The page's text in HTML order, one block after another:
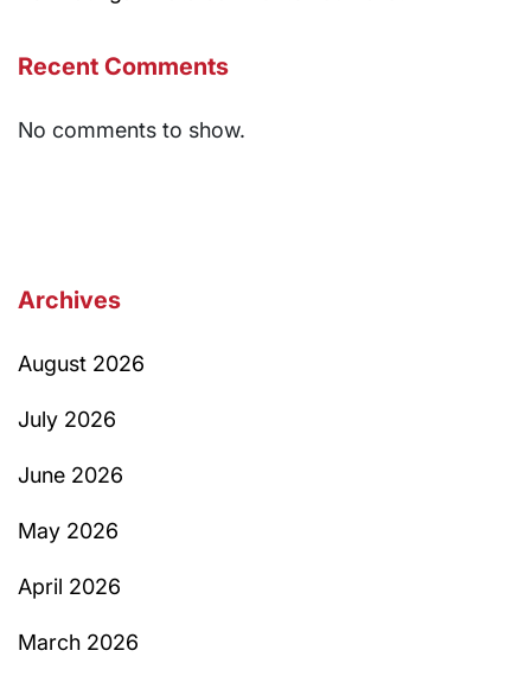
Recent Comments
No comments to show.
Archives
August 2026
July 2026
June 2026
May 2026
April 2026
March 2026